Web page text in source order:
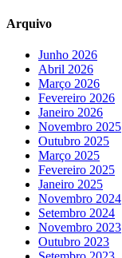
Arquivo
Junho 2026
Abril 2026
Março 2026
Fevereiro 2026
Janeiro 2026
Novembro 2025
Outubro 2025
Março 2025
Fevereiro 2025
Janeiro 2025
Novembro 2024
Setembro 2024
Novembro 2023
Outubro 2023